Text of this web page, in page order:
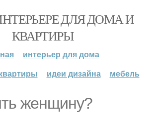
ДЛЯ ДОМА И
КВАРТИРЫ
интерьер для дома
идеи дизайна мебель
женщину?